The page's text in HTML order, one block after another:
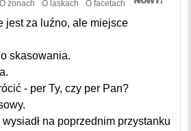
O żonach O laskach O facetach
jest za luźno, ale miejsce
skasowania.
- per Ty, czy per Pan?
na poprzednim przystanku